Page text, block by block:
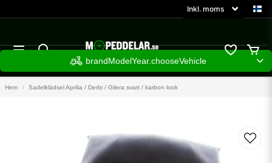
brandModelYear.chooseVehicle
Hem Sadelklädsel Aprilia / Derbi / Gilera svart / karbon look